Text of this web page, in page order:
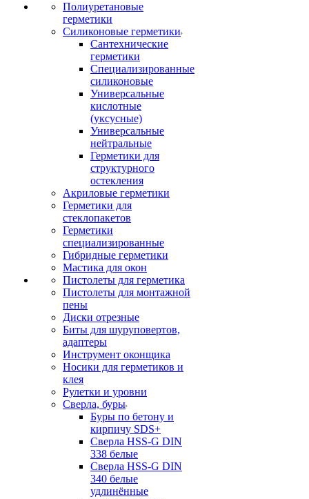
Полиуретановые
герметики
Силиконовые герметики
Сантехнические
герметики
Специализированные
силиконовые
Универсальные
кислотные
(уксусные)
Универсальные
нейтральные
Герметики для
структурного
остекления
Акриловые герметики
Герметики для
стеклопакетов
Герметики
специализированные
Гибридные герметики
Мастика для окон
Пистолеты для герметика
Пистолеты для монтажной
пены
Диски отрезные
Биты для шуруповертов,
адаптеры
Инструмент оконщика
Носики для герметиков и
клея
Рулетки и уровни
Сверла, буры
Буры по бетону и
кирпичу SDS+
Сверла HSS-G DIN
338 белые
Сверла HSS-G DIN
340 белые
удлинённые